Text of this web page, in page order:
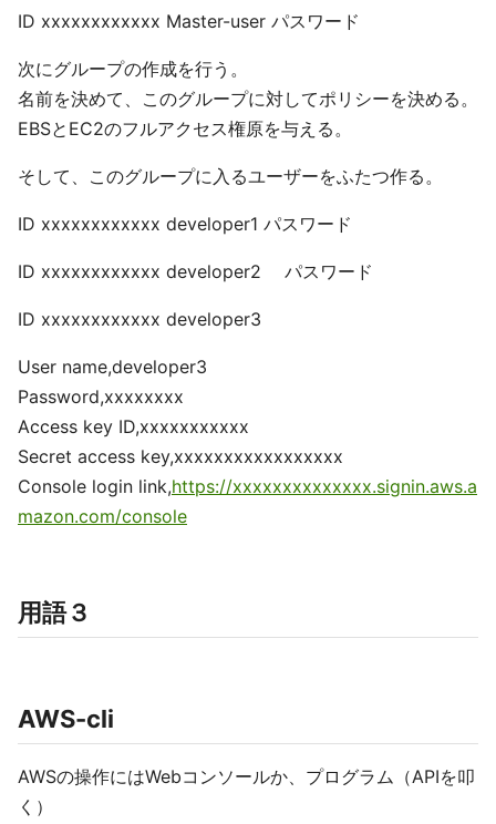
ID xxxxxxxxxxxx Master-user パスワード
次にグループの作成を行う。
名前を決めて、このグループに対してポリシーを決める。
EBSとEC2のフルアクセス権原を与える。
そして、このグループに入るユーザーをふたつ作る。
ID xxxxxxxxxxxx developer1 パスワード
ID xxxxxxxxxxxx developer2 パスワード
ID xxxxxxxxxxxx developer3
User name,developer3
Password,xxxxxxxx
Access key ID,xxxxxxxxxxx
Secret access key,xxxxxxxxxxxxxxxxx
Console login link,https://xxxxxxxxxxxxxx.signin.aws.a
mazon.com/console
用語３
AWS-cli
AWSの操作にはWebコンソールか、プログラム（APIを叩
く）